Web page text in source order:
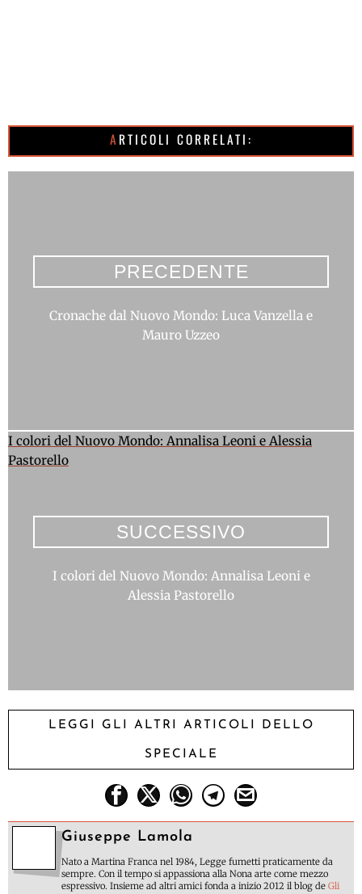
ARTICOLI CORRELATI:
PRECEDENTE
Cronache dal Nuovo Mondo: Luca Vanzella e
Mauro Uzzeo
SUCCESSIVO
I colori del Nuovo Mondo: Annalisa Leoni e
Alessia Pastorello
I colori del Nuovo Mondo: Annalisa Leoni e Alessia
Pastorello
LEGGI GLI ALTRI ARTICOLI DELLO
SPECIALE
Giuseppe Lamola
Nato a Martina Franca nel 1984, Legge fumetti praticamente da
sempre. Con il tempo si appassiona alla Nona arte come mezzo
espressivo. Insieme ad altri amici fonda a inizio 2012 il blog de Gli